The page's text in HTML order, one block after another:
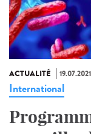
ACTUALITÉ 19.07.2021
International